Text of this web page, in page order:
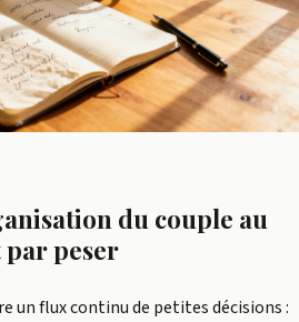
du couple au
peser
un flux continu de petites décisions :